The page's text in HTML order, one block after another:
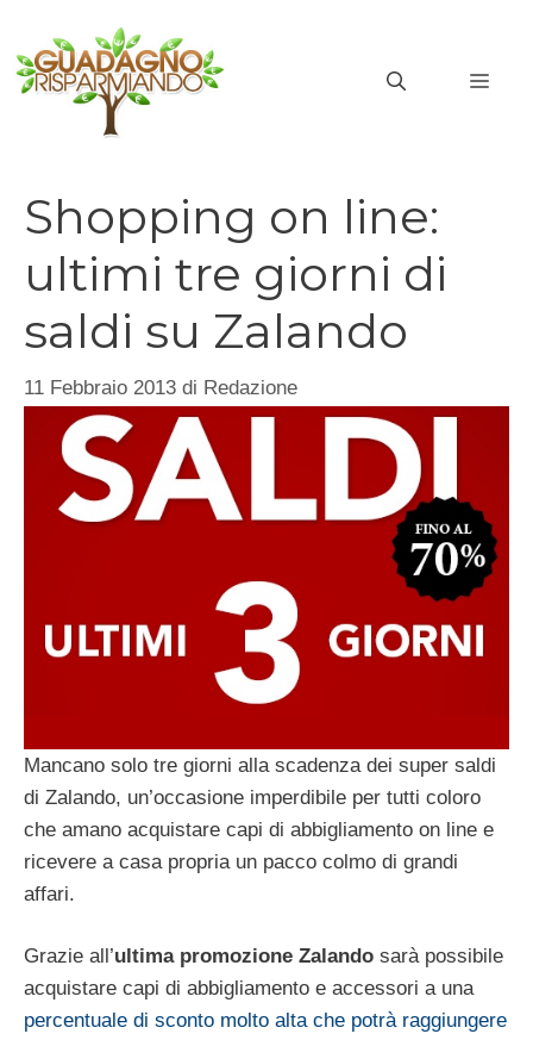
contenuto
Shopping on line:
ultimi tre giorni di
saldi su Zalando
11 Febbraio 2013 di Redazione
Mancano solo tre giorni alla scadenza dei super saldi
di Zalando, un’occasione imperdibile per tutti coloro
che amano acquistare capi di abbigliamento on line e
ricevere a casa propria un pacco colmo di grandi
affari.
Grazie all’ultima promozione Zalando sarà possibile
acquistare capi di abbigliamento e accessori a una
percentuale di sconto molto alta che potrà raggiungere